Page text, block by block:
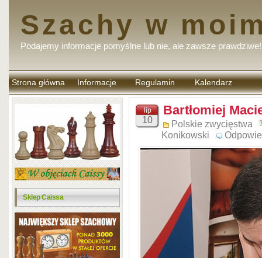
Szachy w
Podajemy informacje pomyślne lub nie, ale zawsze prawdziwe!
Strona główna Informacje Regulamin
komentarzy
Kalendarz
Sklep Caissa
lip
10
Bartłomiej
Polskie zwycięstwa
Konikowski